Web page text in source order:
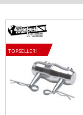
TOPSELLER!